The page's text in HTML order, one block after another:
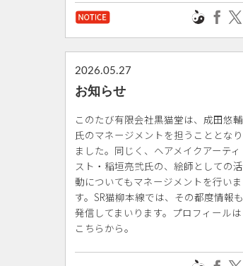
2026.05.27
お知らせ
このたび有限会社黒猫堂は、成田悠輔
氏のマネージメントを担うこととなり
ました。同じく、ヘアメイクアーティ
スト・稲垣亮弐氏の、絵師としての活
動についてもマネージメントを行いま
す。SR猫柳本線では、その都度情報も
発信してまいります。プロフィールは
こちらから。